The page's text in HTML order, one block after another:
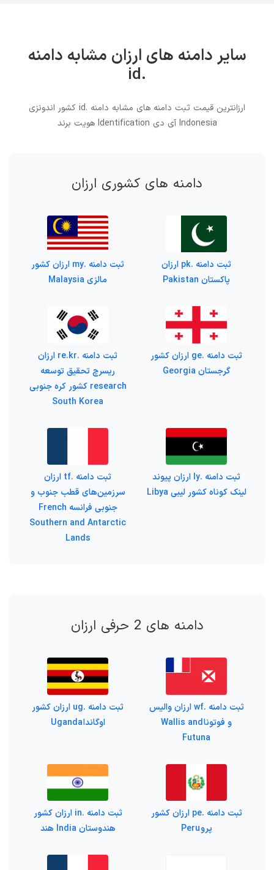
سایر دامنه های ارزان مشابه دامنه
.id
ارزانترین قیمت ثبت دامنه های مشابه دامنه .id کشور اندونزی
Indonesia آی دی Identification هویت برند
دامنه های کشوری ارزان
ثبت دامنه .pk ارزان
پاکستان Pakistan
ثبت دامنه .my ارزان کشور
مالزی Malaysia
ثبت دامنه .ge ارزان کشور
گرجستان Georgia
ثبت دامنه .re.kr ارزان
ریسرچ تحقیق توسعه
research کشور کره جنوبی
South Korea
ثبت دامنه .ly ارزان پیوند
لینک کوناه کشور لیبی Libya
ثبت دامنه .tf ارزان
سرزمین‌های قطب جنوب و
جنوبی فرانسه French
Southern and Antarctic
Lands
دامنه های 2 حرفی ارزان
ثبت دامنه .wf ارزان والیس
و فوتونا Wallis and
Futuna
ثبت دامنه .ug ارزان کشور
اوگاندا Uganda
ثبت دامنه .pe ارزان کشور
پرو Peru
ثبت دامنه .in ارزان کشور
هندوستان India هند